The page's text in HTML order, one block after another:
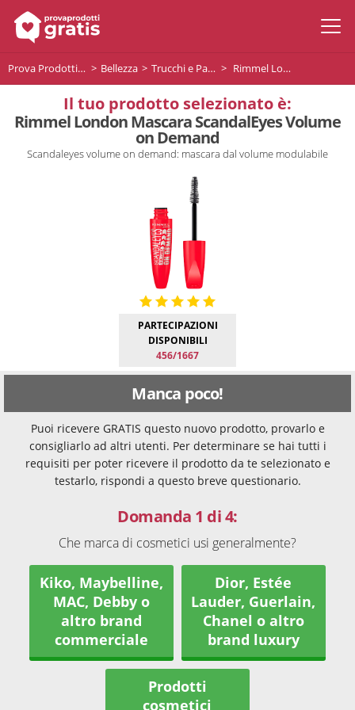
Prova Prodotti Gratis Bellezza Trucchi e Palette Rimmel London Mascara ScandalEyes Volume on Demand
Il tuo prodotto selezionato è:
Rimmel London Mascara ScandalEyes Volume
on Demand
Scandaleyes volume on demand: mascara dal volume modulabile
PARTECIPAZIONI
DISPONIBILI
456/1667
Manca poco!
Puoi ricevere GRATIS questo nuovo prodotto, provarlo e
consigliarlo ad altri utenti. Per determinare se hai tutti i
requisiti per poter ricevere il prodotto da te selezionato e
testarlo, rispondi a questo breve questionario.
Domanda 1 di 4:
Che marca di cosmetici usi generalmente?
Kiko, Maybelline,
MAC, Debby o
altro brand
commerciale
Dior, Estée
Lauder, Guerlain,
Chanel o altro
brand luxury
Prodotti
cosmetici